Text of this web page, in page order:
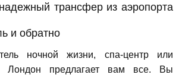
трансфер из аэропорта
и обратно
ночной жизни, спа-центр или
Лондон предлагает вам все. Вы